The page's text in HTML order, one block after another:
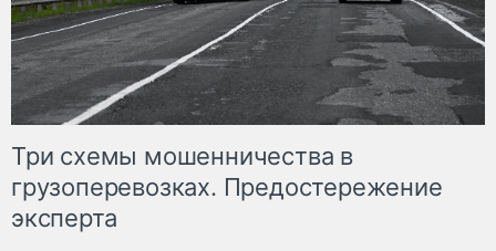
Три схемы мошенничества в
грузоперевозках. Предостережение
эксперта